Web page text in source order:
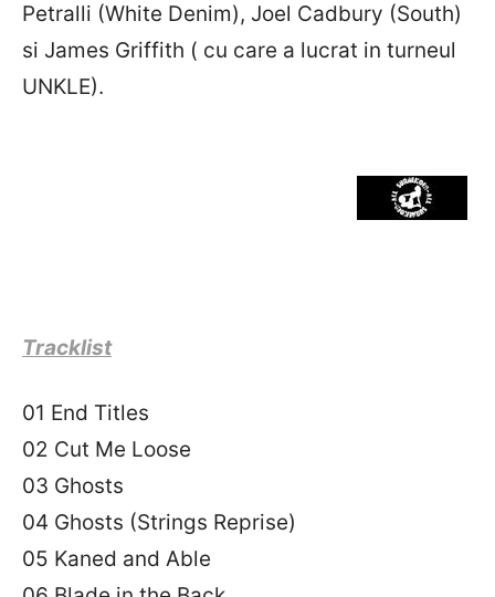
Petralli (White Denim), Joel Cadbury (South)
si James Griffith ( cu care a lucrat in turneul
UNKLE).
Tracklist
01 End Titles
02 Cut Me Loose
03 Ghosts
04 Ghosts (Strings Reprise)
05 Kaned and Able